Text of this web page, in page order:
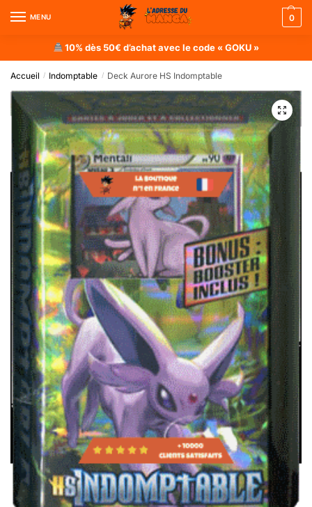
MENU 0
10% dès 50€ d’achat avec le code « GOKU »
Accueil / Indomptable / Deck Aurore HS Indomptable